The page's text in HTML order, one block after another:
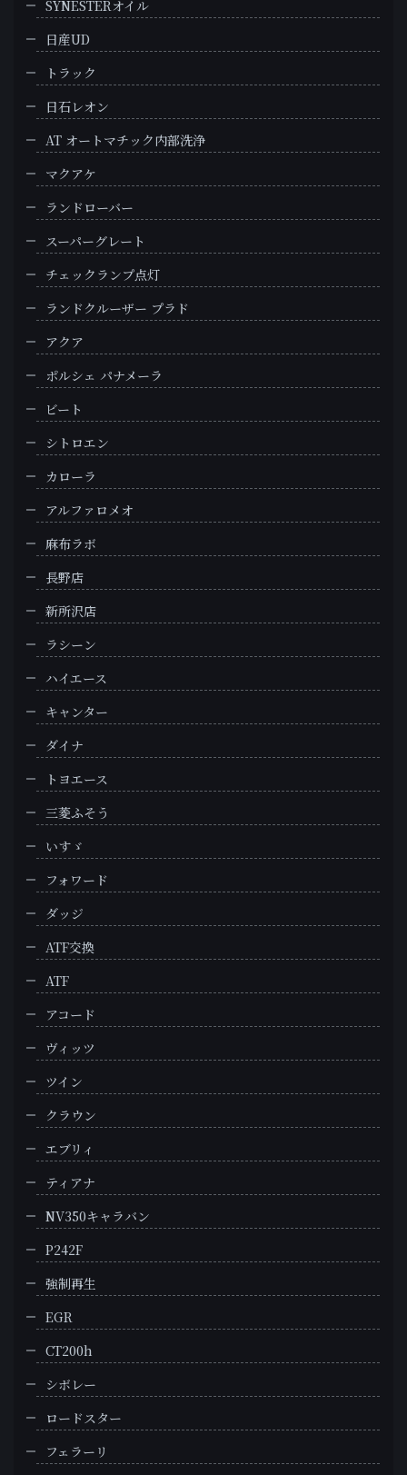
SYNESTERオイル
日産UD
トラック
日石レオン
AT オートマチック内部洗浄
マクアケ
ランドローバー
スーパーグレート
チェックランプ点灯
ランドクルーザー プラド
アクア
ポルシェ パナメーラ
ビート
シトロエン
カローラ
アルファロメオ
麻布ラボ
長野店
新所沢店
ラシーン
ハイエース
キャンター
ダイナ
トヨエース
三菱ふそう
いすゞ
フォワード
ダッジ
ATF交換
ATF
アコード
ヴィッツ
ツイン
クラウン
エブリィ
ティアナ
NV350キャラバン
P242F
強制再生
EGR
CT200h
シボレー
ロードスター
フェラーリ